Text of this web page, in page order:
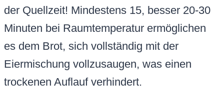
der Quellzeit! Mindestens 15, besser 20-30
Minuten bei Raumtemperatur ermöglichen
es dem Brot, sich vollständig mit der
Eiermischung vollzusaugen, was einen
trockenen Auflauf verhindert.